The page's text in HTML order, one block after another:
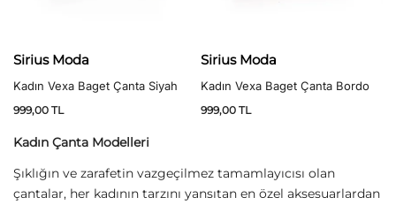
Sirius Moda
Kadın Vexa Baget Çanta Siyah
999,00 TL
Sirius Moda
Kadın Vexa Baget Çanta Bordo
999,00 TL
Kadın Çanta Modelleri
Şıklığın ve zarafetin vazgeçilmez tamamlayıcısı olan
çantalar, her kadının tarzını yansıtan en özel aksesuarlardan